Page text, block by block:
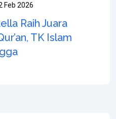
Feb 2026
Raih Juara
TK Islam